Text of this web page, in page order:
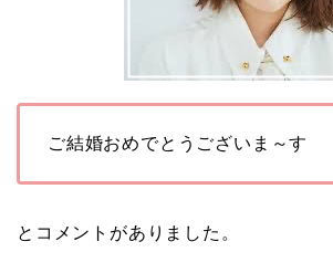
ご結婚おめでとうございま～す
とコメントがありました。